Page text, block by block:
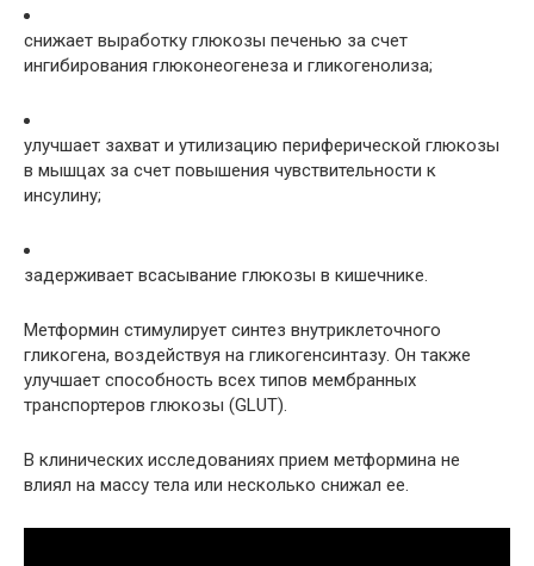
снижает выработку глюкозы печенью за счет
ингибирования глюконеогенеза и гликогенолиза;
улучшает захват и утилизацию периферической глюкозы
в мышцах за счет повышения чувствительности к
инсулину;
задерживает всасывание глюкозы в кишечнике.
Метформин стимулирует синтез внутриклеточного
гликогена, воздействуя на гликогенсинтазу. Он также
улучшает способность всех типов мембранных
транспортеров глюкозы (GLUT).
В клинических исследованиях прием метформина не
влиял на массу тела или несколько снижал ее.